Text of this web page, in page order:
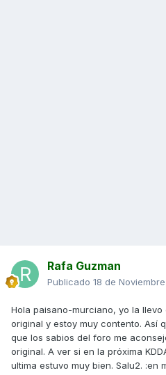
Rafa Guzman
Publicado 18 de
Hola paisano-murciano, yo la
original y estoy muy contento. Así
que los sabios del foro me
original. A ver si en la próxima
ultima estuvo muy bien. Salu2. :en